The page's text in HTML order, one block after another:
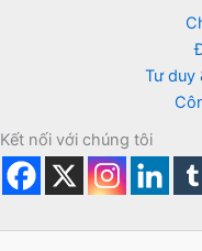
Tư duy
Kết nối với chúng tôi